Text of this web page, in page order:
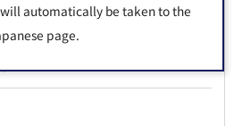
automatically be taken to the
page.
堂